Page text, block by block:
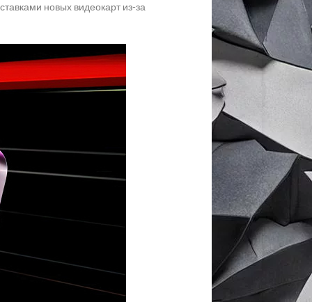
новых видеокарт из-за